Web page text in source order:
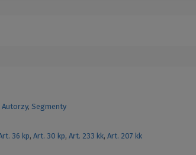
Autorzy, Segmenty
36 kp, Art. 30 kp, Art. 233 kk, Art. 207 kk